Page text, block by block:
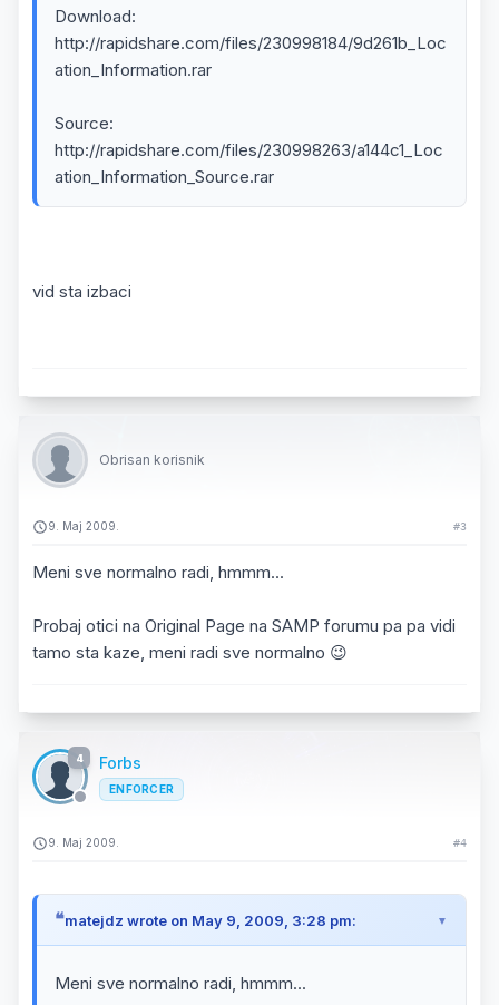
Download:
http://rapidshare.com/files/230998184/9d261b_Loc
ation_Information.rar
Source:
http://rapidshare.com/files/230998263/a144c1_Loc
ation_Information_Source.rar
vid sta izbaci
Obrisan korisnik
9. Maj 2009. #3
Meni sve normalno radi, hmmm...
Probaj otici na Original Page na SAMP forumu pa pa vidi
tamo sta kaze, meni radi sve normalno 😉
4 Forbs
ENFORCER
9. Maj 2009. #4
matejdz wrote on May 9, 2009, 3:28 pm:
Meni sve normalno radi, hmmm...